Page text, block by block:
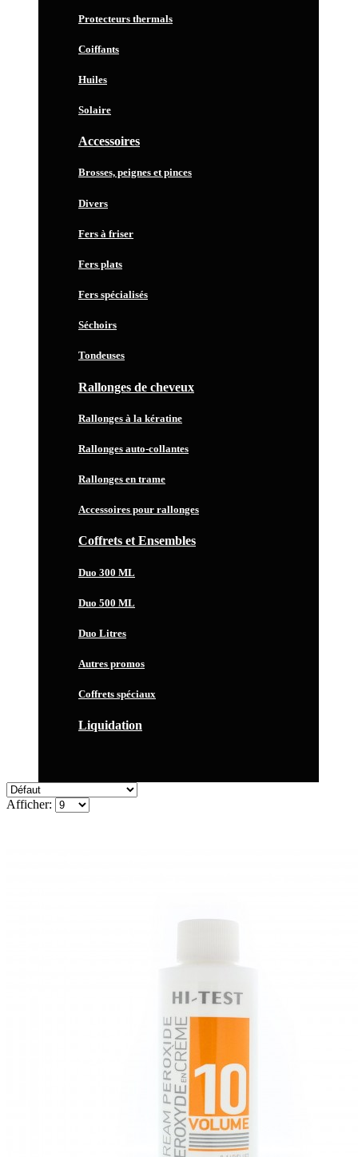
Protecteurs thermals
Coiffants
Huiles
Solaire
Accessoires
Brosses, peignes et pinces
Divers
Fers à friser
Fers plats
Fers spécialisés
Séchoirs
Tondeuses
Rallonges de cheveux
Rallonges à la kératine
Rallonges auto-collantes
Rallonges en trame
Accessoires pour rallonges
Coffrets et Ensembles
Duo 300 ML
Duo 500 ML
Duo Litres
Autres promos
Coffrets spéciaux
Liquidation
Afficher: